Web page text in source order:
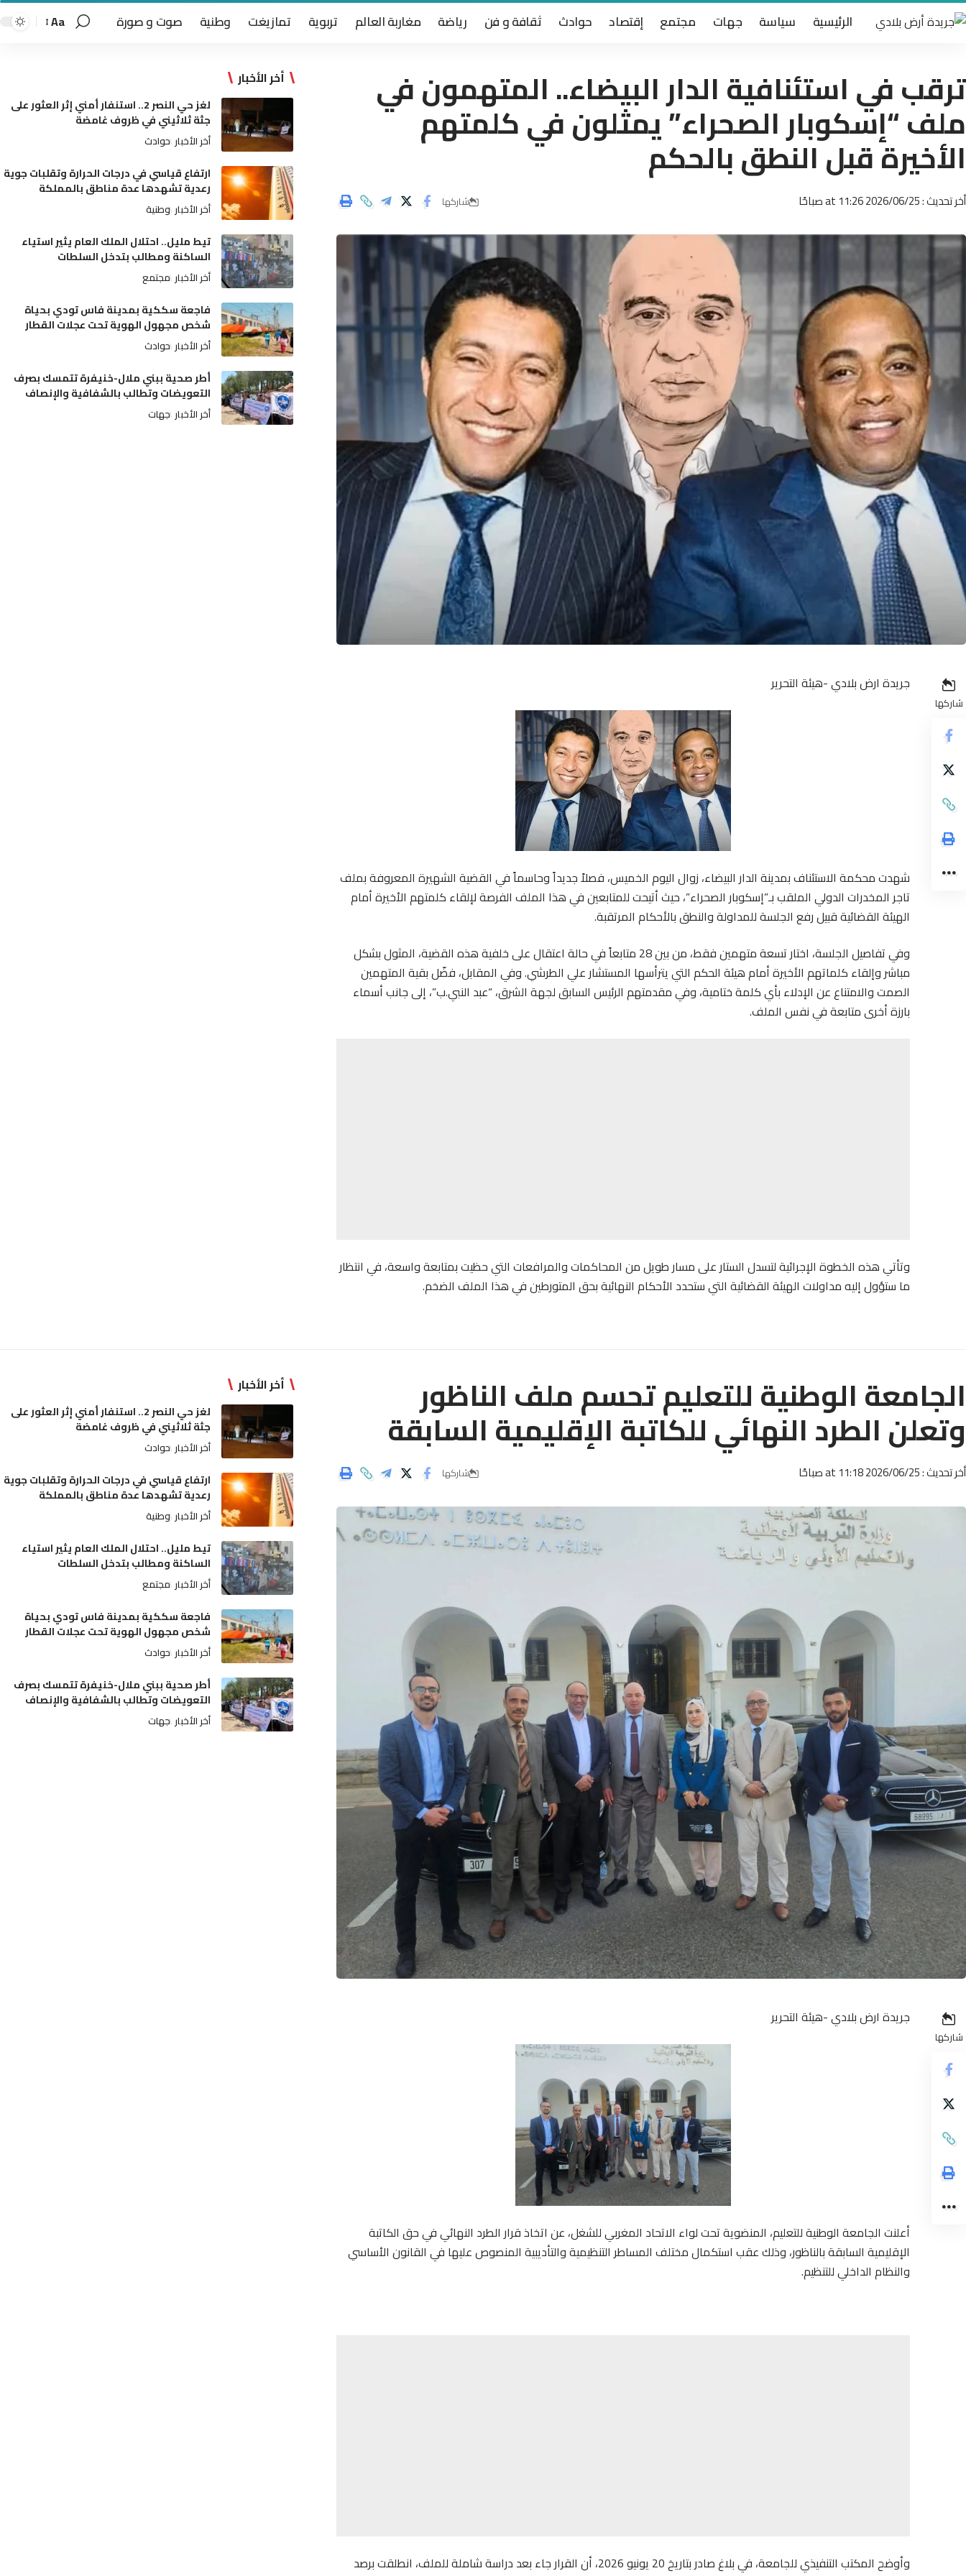
الرئيسية سياسة جهات مجتمع إقتصاد حوادث ثقافة و فن رياضة مغاربة العالم تربوية تمازيغت وطنية صوت و صورة Aa
ترقب في استئنافية الدار البيضاء.. المتهمون في
ملف “إسكوبار الصحراء” يمثلون في كلمتهم
الأخيرة قبل النطق بالحكم
أخر تحديث : 2026/06/25 at 11:26 صباحًا شاركها
شاركها
جريدة ارض بلادي -هيئة التحرير
شهدت محكمة الاستئناف بمدينة الدار البيضاء، زوال اليوم الخميس، فصلاً جديداً وحاسماً في القضية الشهيرة المعروفة بملف
تاجر المخدرات الدولي الملقب بـ”إسكوبار الصحراء”، حيث أتيحت للمتابعين في هذا الملف الفرصة لإلقاء كلمتهم الأخيرة أمام
الهيئة القضائية قبيل رفع الجلسة للمداولة والنطق بالأحكام المرتقبة.
وفي تفاصيل الجلسة، اختار تسعة متهمين فقط، من بين 28 متابعاً في حالة اعتقال على خلفية هذه القضية، المثول بشكل
مباشر وإلقاء كلماتهم الأخيرة أمام هيئة الحكم التي يترأسها المستشار علي الطرشي. وفي المقابل، فضّل بقية المتهمين
الصمت والامتناع عن الإدلاء بأي كلمة ختامية، وفي مقدمتهم الرئيس السابق لجهة الشرق، “عبد النبي.ب”، إلى جانب أسماء
بارزة أخرى متابعة في نفس الملف.
وتأتي هذه الخطوة الإجرائية لتسدل الستار على مسار طويل من المحاكمات والمرافعات التي حظيت بمتابعة واسعة، في انتظار
ما ستؤول إليه مداولات الهيئة القضائية التي ستحدد الأحكام النهائية بحق المتورطين في هذا الملف الضخم.
أخر الأخبار
لغز حي النصر 2.. استنفار أمني إثر العثور على
جثة ثلاثيني في ظروف غامضة
أخر الأخبار حوادث
ارتفاع قياسي في درجات الحرارة وتقلبات جوية
رعدية تشهدها عدة مناطق بالمملكة
أخر الأخبار وطنية
تيط مليل.. احتلال الملك العام يثير استياء
الساكنة ومطالب بتدخل السلطات
أخر الأخبار مجتمع
فاجعة سككية بمدينة فاس تودي بحياة
شخص مجهول الهوية تحت عجلات القطار
أخر الأخبار حوادث
أطر صحية ببني ملال-خنيفرة تتمسك بصرف
التعويضات وتطالب بالشفافية والإنصاف
أخر الأخبار جهات
الجامعة الوطنية للتعليم تحسم ملف الناظور
وتعلن الطرد النهائي للكاتبة الإقليمية السابقة
أخر تحديث : 2026/06/25 at 11:18 صباحًا شاركها
شاركها
جريدة ارض بلادي -هيئة التحرير
أعلنت الجامعة الوطنية للتعليم، المنضوية تحت لواء الاتحاد المغربي للشغل، عن اتخاذ قرار الطرد النهائي في حق الكاتبة
الإقليمية السابقة بالناظور، وذلك عقب استكمال مختلف المساطر التنظيمية والتأديبية المنصوص عليها في القانون الأساسي
والنظام الداخلي للتنظيم.
وأوضح المكتب التنفيذي للجامعة، في بلاغ صادر بتاريخ 20 يونيو 2026، أن القرار جاء بعد دراسة شاملة للملف، انطلقت برصد
أخر الأخبار
لغز حي النصر 2.. استنفار أمني إثر العثور على
جثة ثلاثيني في ظروف غامضة
أخر الأخبار حوادث
ارتفاع قياسي في درجات الحرارة وتقلبات جوية
رعدية تشهدها عدة مناطق بالمملكة
أخر الأخبار وطنية
تيط مليل.. احتلال الملك العام يثير استياء
الساكنة ومطالب بتدخل السلطات
أخر الأخبار مجتمع
فاجعة سككية بمدينة فاس تودي بحياة
شخص مجهول الهوية تحت عجلات القطار
أخر الأخبار حوادث
أطر صحية ببني ملال-خنيفرة تتمسك بصرف
التعويضات وتطالب بالشفافية والإنصاف
أخر الأخبار جهات